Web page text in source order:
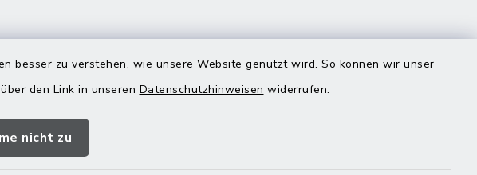
besser zu verstehen, wie unsere Website genutzt wird. So können wir unser
den Link in unseren Datenschutzhinweisen widerrufen.
nicht zu